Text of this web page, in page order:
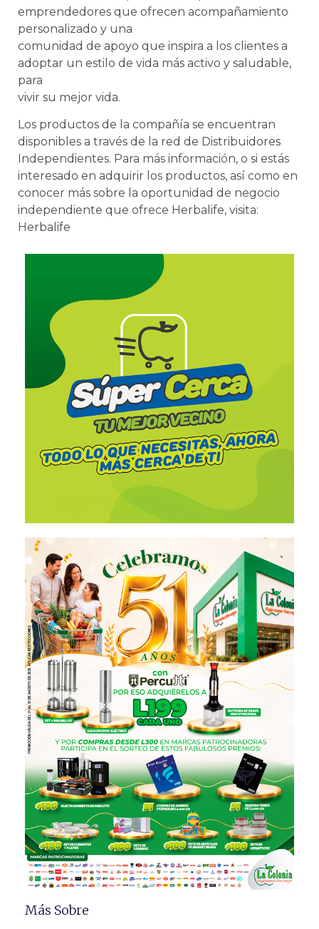
emprendedores que ofrecen acompañamiento
personalizado y una
comunidad de apoyo que inspira a los clientes a
adoptar un estilo de vida más activo y saludable,
para
vivir su mejor vida.
Los productos de la compañía se encuentran
disponibles a través de la red de Distribuidores
Independientes. Para más información, o si estás
interesado en adquirir los productos, así como en
conocer más sobre la oportunidad de negocio
independiente que ofrece Herbalife, visita:
Herbalife
Más Sobre